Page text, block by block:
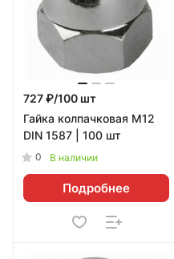
727 ₽/100 шт
Гайка колпачковая М12
DIN 1587 | 100 шт
0 В наличии
Подробнее